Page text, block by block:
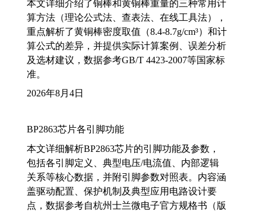
本文详细介绍了铜棒和黄铜棒重量的三种常用计
算方法（理论公式法、查表法、在线工具法），
重点解析了黄铜棒密度取值（8.4-8.7g/cm³）和计
算公式的差异，并提供实际计算案例、误差分析
及选材建议，数据参考GB/T 4423-2007等国家标
准。
2026年8月4日
BP2863芯片各引脚功能
本文详细解析BP2863芯片的引脚功能及参数，
包括各引脚定义、典型电压/电流值、内部逻辑
关系等核心数据，并附引脚参数对照表。内容涵
盖驱动配置、保护机制及典型应用电路设计要
点，数据参考自杭州士兰微电子官方规格书（版